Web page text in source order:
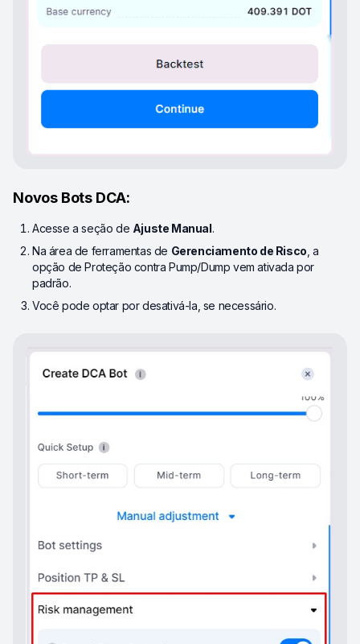
Novos Bots DCA:
Acesse a seção de Ajuste Manual.
Na área de ferramentas de Gerenciamento de Risco , a
opção de Proteção contra Pump/Dump vem ativada por
padrão.
Você pode optar por desativá-la, se necessário.